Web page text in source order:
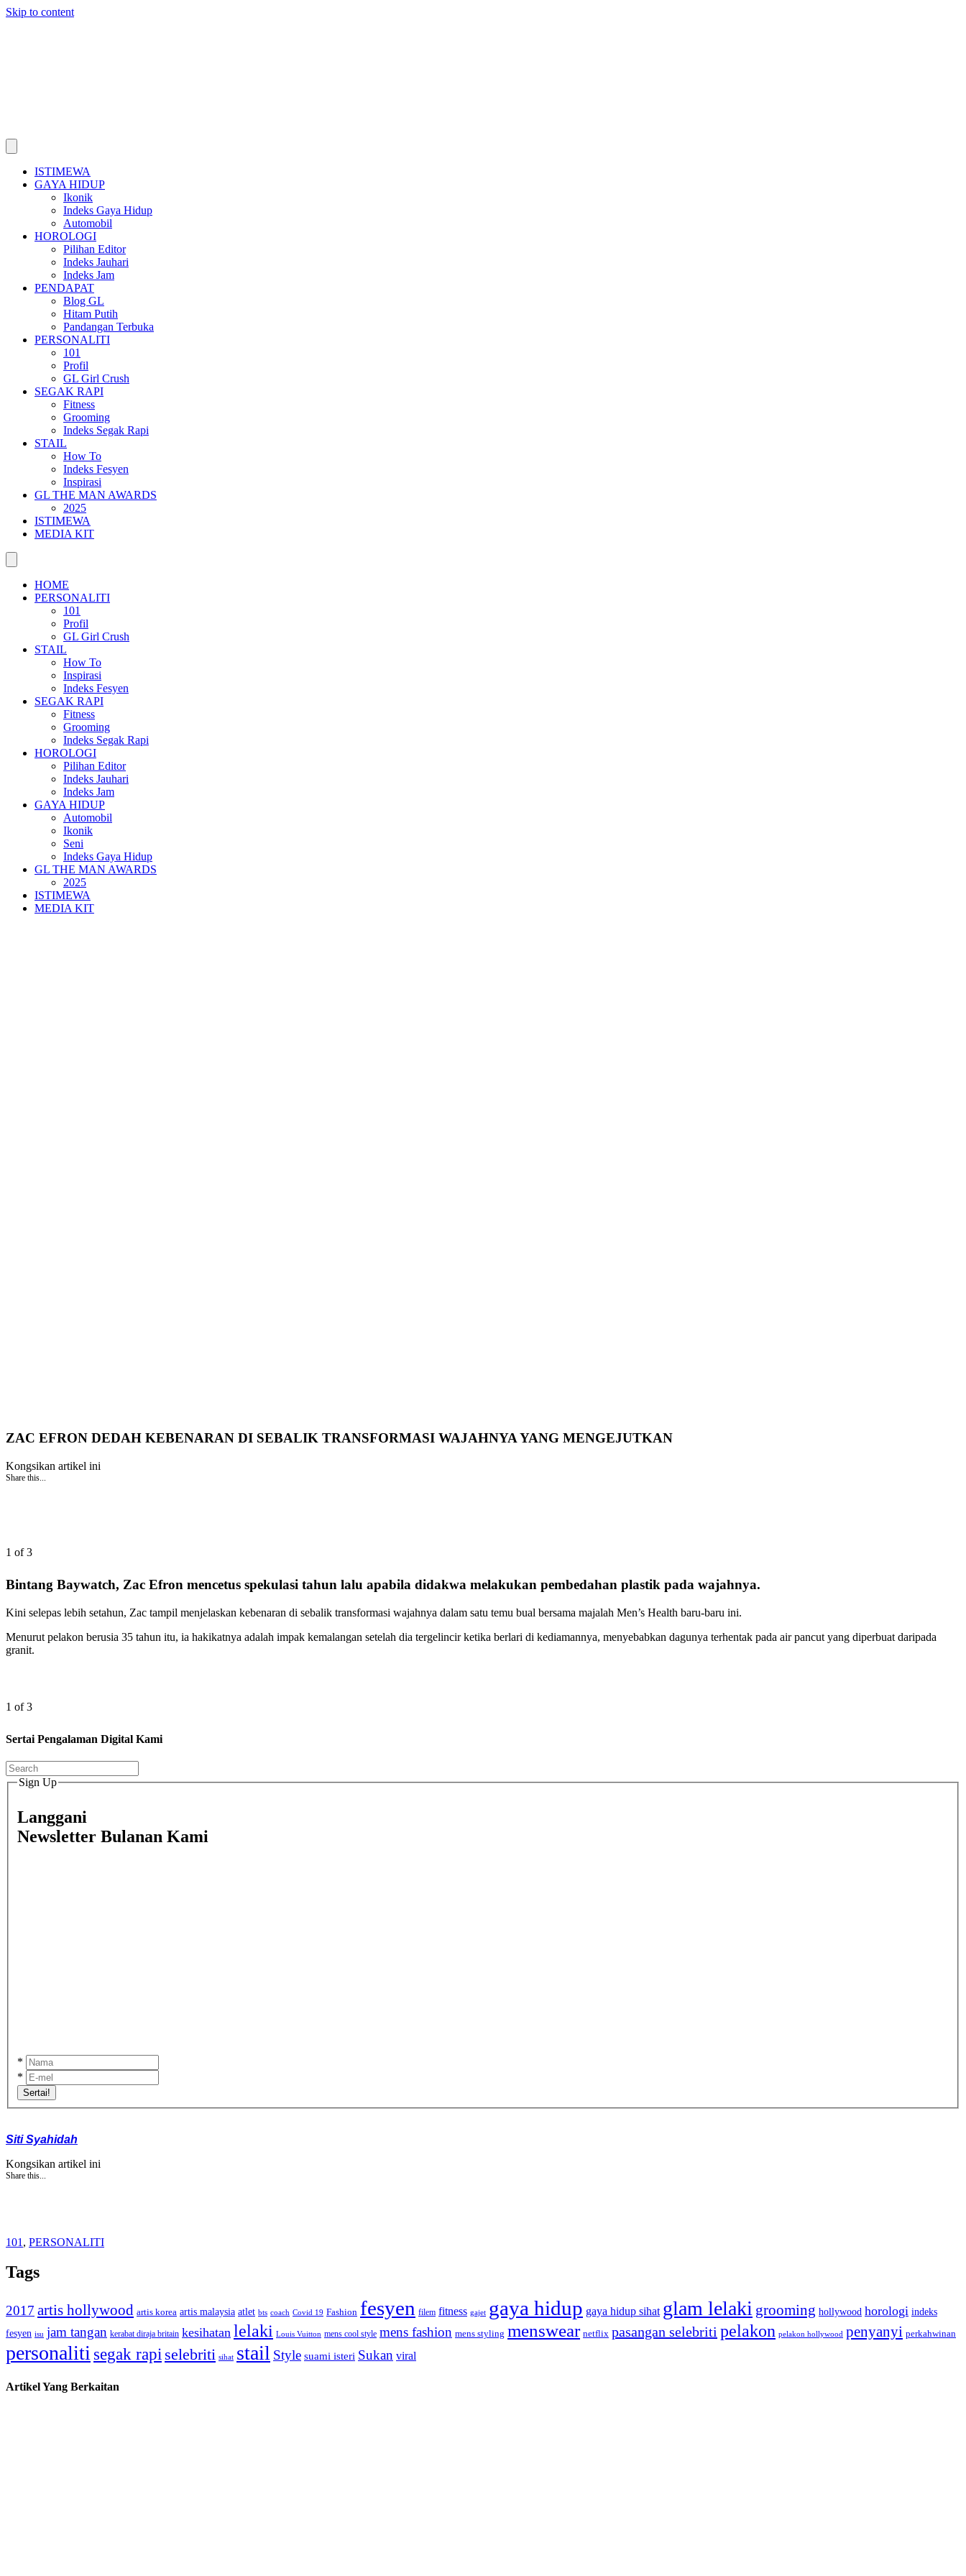
Skip to content
ISTIMEWA
GAYA HIDUP
Ikonik
Indeks Gaya Hidup
Automobil
HOROLOGI
Pilihan Editor
Indeks Jauhari
Indeks Jam
PENDAPAT
Blog GL
Hitam Putih
Pandangan Terbuka
PERSONALITI
101
Profil
GL Girl Crush
SEGAK RAPI
Fitness
Grooming
Indeks Segak Rapi
STAIL
How To
Indeks Fesyen
Inspirasi
GL THE MAN AWARDS
2025
ISTIMEWA
MEDIA KIT
HOME
PERSONALITI
101
Profil
GL Girl Crush
STAIL
How To
Inspirasi
Indeks Fesyen
SEGAK RAPI
Fitness
Grooming
Indeks Segak Rapi
HOROLOGI
Pilihan Editor
Indeks Jauhari
Indeks Jam
GAYA HIDUP
Automobil
Ikonik
Seni
Indeks Gaya Hidup
GL THE MAN AWARDS
2025
ISTIMEWA
MEDIA KIT
ZAC EFRON DEDAH KEBENARAN DI SEBALIK TRANSFORMASI WAJAHNYA YANG MENGEJUTKAN
Kongsikan artikel ini
Share this...
1 of 3
Bintang Baywatch, Zac Efron mencetus spekulasi tahun lalu apabila didakwa melakukan pembedahan plastik pada wajahnya.
Kini selepas lebih setahun, Zac tampil menjelaskan kebenaran di sebalik transformasi wajahnya dalam satu temu bual bersama majalah Men’s Health baru-baru ini.
Menurut pelakon berusia 35 tahun itu, ia hakikatnya adalah impak kemalangan setelah dia tergelincir ketika berlari di kediamannya, menyebabkan dagunya terhentak pada air pancut yang diperbuat daripada
granit.
1 of 3
Sertai Pengalaman Digital Kami
Sign Up
Langgani
Newsletter Bulanan Kami
*
*
Sertai!
Siti Syahidah
Kongsikan artikel ini
Share this...
101 , PERSONALITI
Tags
2017 artis hollywood artis korea artis malaysia atlet bts coach Covid 19 Fashion fesyen filem fitness gajet gaya hidup gaya hidup sihat glam lelaki grooming hollywood horologi indeks
fesyen isu jam tangan kerabat diraja britain kesihatan lelaki Louis Vuitton mens cool style mens fashion mens styling menswear netflix pasangan selebriti pelakon pelakon hollywood penyanyi perkahwinan
personalitisegak rapi selebriti sihat stail Style suami isteri Sukan viral
Artikel Yang Berkaitan